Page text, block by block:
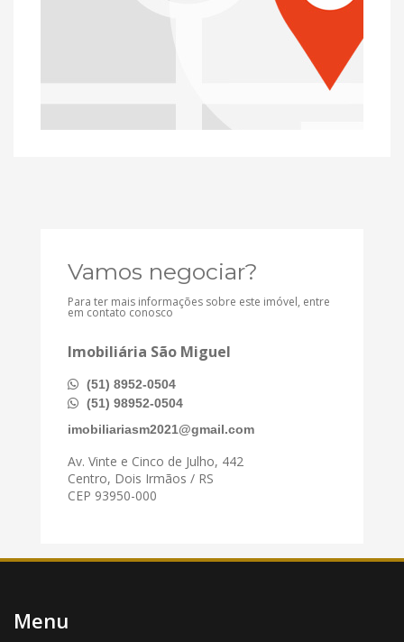
Vamos negociar?
Para ter mais informações sobre este imóvel, entre
em contato conosco
Imobiliária São Miguel
(51) 8952-0504
(51) 98952-0504
imobiliariasm2021@gmail.com
Av. Vinte e Cinco de Julho, 442
Centro, Dois Irmãos / RS
CEP 93950-000
Menu